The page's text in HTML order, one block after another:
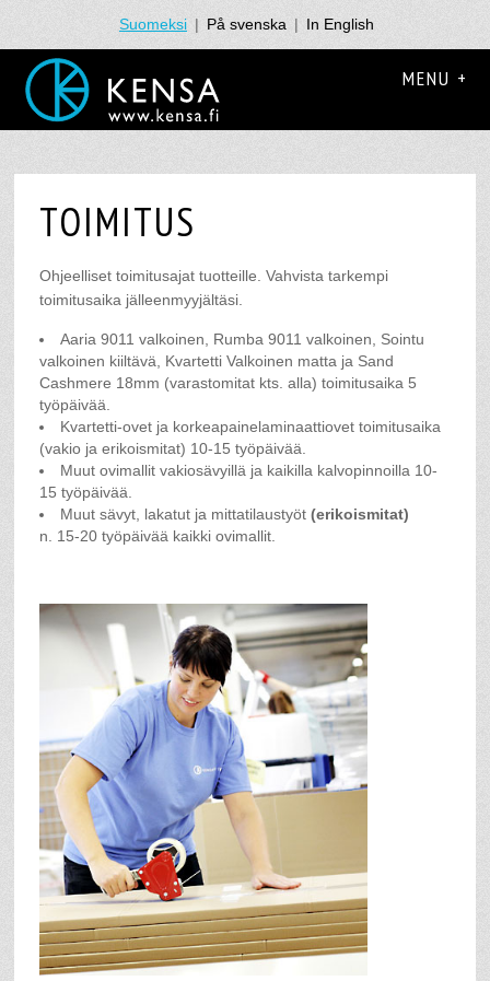
MENU +
Suomeksi | På svenska | In English
TOIMITUS
Ohjeelliset toimitusajat tuotteille. Vahvista tarkempi
toimitusaika jälleenmyyjältäsi.
Aaria 9011 valkoinen, Rumba 9011 valkoinen, Sointu
valkoinen kiiltävä, Kvartetti Valkoinen matta ja Sand
Cashmere 18mm (varastomitat kts. alla) toimitusaika 5
työpäivää.
Kvartetti-ovet ja korkeapainelaminaattiovet toimitusaika
(vakio ja erikoismitat) 10-15 työpäivää.
Muut ovimallit vakiosävyillä ja kaikilla kalvopinnoilla 10-
15 työpäivää.
Muut sävyt, lakatut ja mittatilaustyöt (erikoismitat)
n. 15-20 työpäivää kaikki ovimallit.